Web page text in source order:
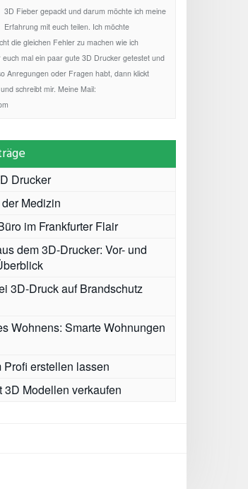
3D Fieber gepackt und darum möchte ich meine
Erfahrung mit euch teilen. Ich möchte
die gleichen Fehler zu machen wie ich
mal ein paar gute 3D Drucker getestet und
Anregungen oder Fragen habt, dann klickt
schreibt mir. Meine Mail:
Drucker
Medizin
im Frankfurter Flair
dem 3D-Drucker: Vor- und
3D-Druck auf Brandschutz
Wohnens: Smarte Wohnungen
erstellen lassen
3D Modellen verkaufen